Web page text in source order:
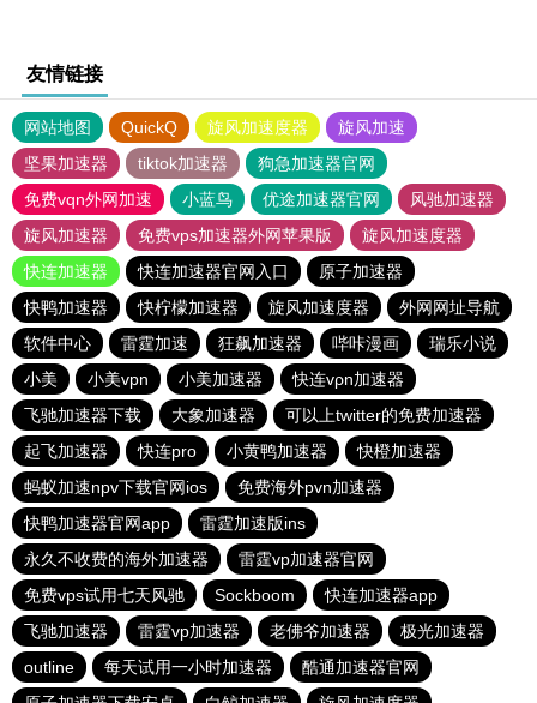
友情链接
网站地图 QuickQ 旋风加速度器
旋风加速
坚果加速器
tiktok加速器
狗急加速器官网
免费vqn外网加速
小蓝鸟 优途加速器官网
风驰加速器
旋风加速器
免费vps加速器外网苹果版
旋风加速度器
快连加速器
快连加速器官网入口
原子加速器
快鸭加速器
快柠檬加速器 旋风加速度器
外网网址导航
软件中心
雷霆加速 狂飙加速器 哔咔漫画
瑞乐小说
小美
小美vpn 小美加速器
快连vρn加速器
飞驰加速器下载
大象加速器
可以上twitter的免费加速器
起飞加速器
快连pro 小黄鸭加速器
快橙加速器
蚂蚁加速npv下载官网ios
免费海外pvn加速器
快鸭加速器官网app
雷霆加速版ins
永久不收费的海外加速器
雷霆vp加速器官网
免费vps试用七天风驰
Sockboom
快连加速器app
飞驰加速器
雷霆vp加速器 老佛爷加速器
极光加速器
outline
每天试用一小时加速器
酷通加速器官网